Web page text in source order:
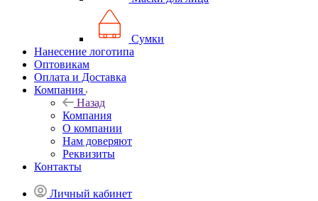
Сумки
Нанесение логотипа
Оптовикам
Оплата и Доставка
Компания
Назад
Компания
О компании
Нам доверяют
Реквизиты
Контакты
Личный кабинет